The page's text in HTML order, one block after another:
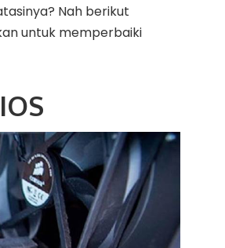
Nah berikut
untuk memperbaiki